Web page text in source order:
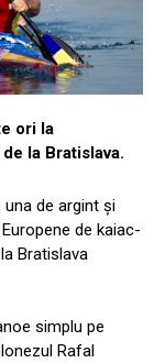
ori la
la Bratislava.
de argint și
de kaiac-
Bratislava
simplu pe
Rafal